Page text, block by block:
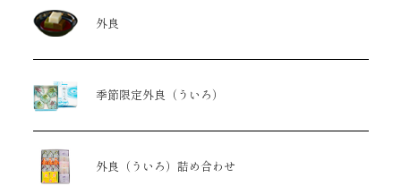
外良
季節限定外良（ういろ）
外良（ういろ）詰め合わせ